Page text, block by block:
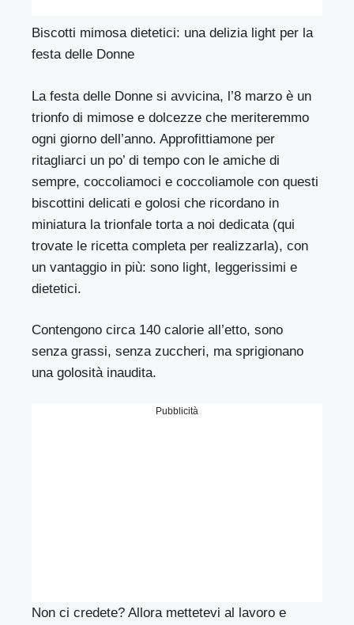
Biscotti mimosa dietetici: una delizia light per la
festa delle Donne
La festa delle Donne si avvicina, l’8 marzo è un
trionfo di mimose e dolcezze che meriteremmo
ogni giorno dell’anno. Approfittiamone per
ritagliarci un po’ di tempo con le amiche di
sempre, coccoliamoci e coccoliamole con questi
biscottini delicati e golosi che ricordano in
miniatura la trionfale torta a noi dedicata (qui
trovate le ricetta completa per realizzarla), con
un vantaggio in più: sono light, leggerissimi e
dietetici.
Contengono circa 140 calorie all’etto, sono
senza grassi, senza zuccheri, ma sprigionano
una golosità inaudita.
Pubblicità
Non ci credete? Allora mettetevi al lavoro e